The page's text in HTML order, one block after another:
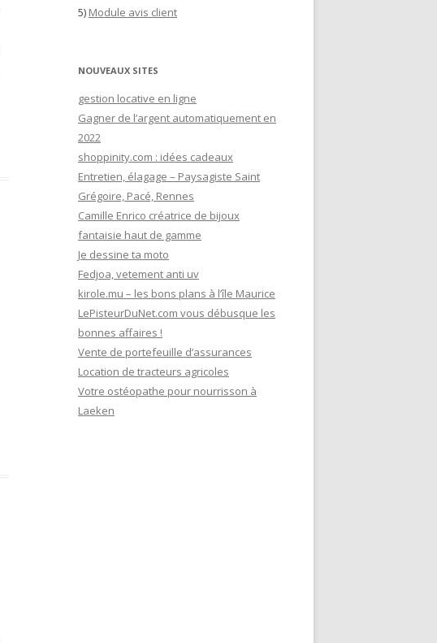
5) Module avis client
NOUVEAUX SITES
gestion locative en ligne
Gagner de l’argent automatiquement en
2022
shoppinity.com : idées cadeaux
Entretien, élagage – Paysagiste Saint
Grégoire, Pacé, Rennes
Camille Enrico créatrice de bijoux
fantaisie haut de gamme
Je dessine ta moto
Fedjoa, vetement anti uv
kirole.mu – les bons plans à l’île Maurice
LePisteurDuNet.com vous débusque les
bonnes affaires !
Vente de portefeuille d’assurances
Location de tracteurs agricoles
Votre ostéopathe pour nourrisson à
Laeken